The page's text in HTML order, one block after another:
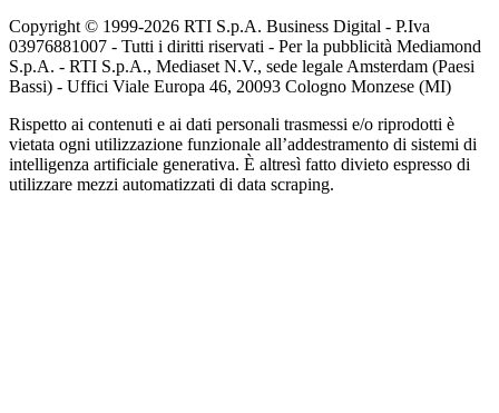
Copyright © 1999-2026 RTI S.p.A. Business Digital - P.Iva
03976881007 - Tutti i diritti riservati - Per la pubblicità Mediamond
S.p.A. - RTI S.p.A., Mediaset N.V., sede legale Amsterdam (Paesi
Bassi) - Uffici Viale Europa 46, 20093 Cologno Monzese (MI)
Rispetto ai contenuti e ai dati personali trasmessi e/o riprodotti è
vietata ogni utilizzazione funzionale all’addestramento di sistemi di
intelligenza artificiale generativa. È altresì fatto divieto espresso di
utilizzare mezzi automatizzati di data scraping.